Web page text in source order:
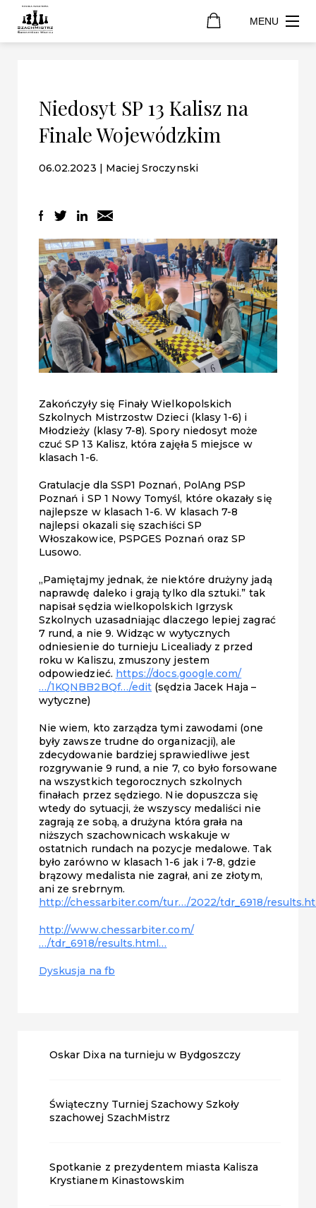
MENU
Niedosyt SP 13 Kalisz na
Finale Wojewódzkim
06.02.2023 | Maciej Sroczynski
Zakończyły się Finały Wielkopolskich
Szkolnych Mistrzostw Dzieci (klasy 1-6) i
Młodzieży (klasy 7-8). Spory niedosyt może
czuć SP 13 Kalisz, która zajęła 5 miejsce w
klasach 1-6.
Gratulacje dla SSP1 Poznań, PolAng PSP
Poznań i SP 1 Nowy Tomyśl, które okazały się
najlepsze w klasach 1-6. W klasach 7-8
najlepsi okazali się szachiści SP
Włoszakowice, PSPGES Poznań oraz SP
Lusowo.
„Pamiętajmy jednak, że niektóre drużyny jadą
naprawdę daleko i grają tylko dla sztuki.” tak
napisał sędzia wielkopolskich Igrzysk
Szkolnych uzasadniając dlaczego lepiej zagrać
7 rund, a nie 9. Widząc w wytycznych
odniesienie do turnieju Licealiady z przed
roku w Kaliszu, zmuszony jestem
odpowiedzieć. https://docs.google.com/
…/1KQNBB2BQf…/edit (sędzia Jacek Haja –
wytyczne)
Nie wiem, kto zarządza tymi zawodami (one
były zawsze trudne do organizacji), ale
zdecydowanie bardziej sprawiedliwe jest
rozgrywanie 9 rund, a nie 7, co było forsowane
na wszystkich tegorocznych szkolnych
finałach przez sędziego. Nie dopuszcza się
wtedy do sytuacji, że wszyscy medaliści nie
zagrają ze sobą, a drużyna która grała na
niższych szachownicach wskakuje w
ostatnich rundach na pozycje medalowe. Tak
było zarówno w klasach 1-6 jak i 7-8, gdzie
brązowy medalista nie zagrał, ani ze złotym,
ani ze srebrnym.
http://chessarbiter.com/tur…/2022/tdr_6918/
http://www.chessarbiter.com/
…/tdr_6918/results.html…
Dyskusja na fb
Oskar Dixa na turnieju w Bydgoszczy
Świąteczny Turniej Szachowy Szkoły
szachowej SzachMistrz
Spotkanie z prezydentem miasta Kalisza
Krystianem Kinastowskim